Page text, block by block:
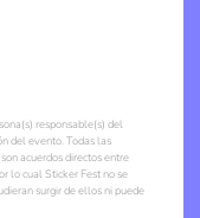
responsable(s) del
del evento. Todas las
acuerdos directos entre
lo cual Sticker Fest no se
surgir de ellos ni puede